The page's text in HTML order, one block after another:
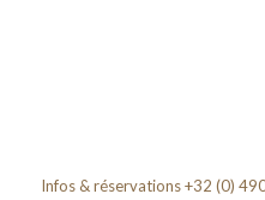
Infos & réservations +32 (0)